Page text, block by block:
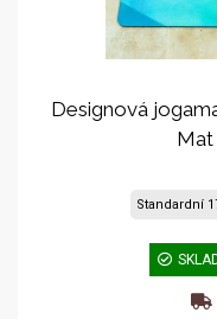
Designová
Mat
Standardní